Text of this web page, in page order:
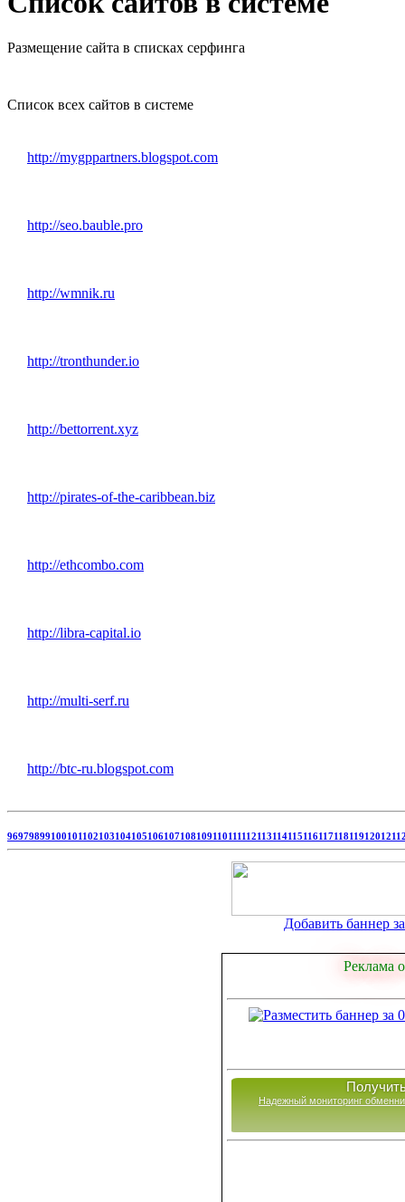
Размещение сайта в списках серфинга
Список всех сайтов в системе
http://mygppartners.blogspot.com
http://seo.bauble.pro
http://wmnik.ru
http://tronthunder.io
http://bettorrent.xyz
http://pirates-of-the-caribbean.biz
http://ethcombo.com
http://libra-capital.io
http://multi-serf.ru
http://btc-ru.blogspot.com
96979899100101102103104105106107108109110111112113114115116117118119120121
Добавить баннер
Реклама
Надежный мониторинг